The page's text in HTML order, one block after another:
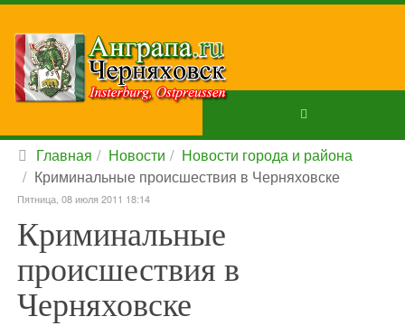
Главная Новости
Новости города и района
Криминальные происшествия в Черняховске
Пятница, 08 июля 2011 18:14
Криминальные
происшествия в
Черняховске